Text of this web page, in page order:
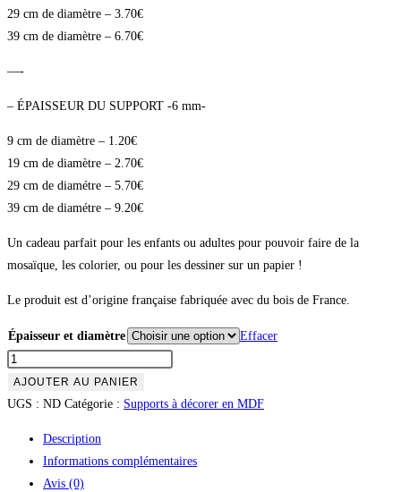
29 cm de diamètre – 3.70€
39 cm de diamètre – 6.70€
—-
– ÉPAISSEUR DU SUPPORT -6 mm-
9 cm de diamètre – 1.20€
19 cm de diamètre – 2.70€
29 cm de diamétre – 5.70€
39 cm de diamétre – 9.20€
Un cadeau parfait pour les enfants ou adultes pour pouvoir faire de la
mosaïque, les colorier, ou pour les dessiner sur un papier !
Le produit est d’origine française fabriquée avec du bois de France.
Épaisseur et diamètre Effacer
AJOUTER AU PANIER
UGS : ND Catégorie : Supports à décorer en MDF
Description
Informations complémentaires
Avis (0)